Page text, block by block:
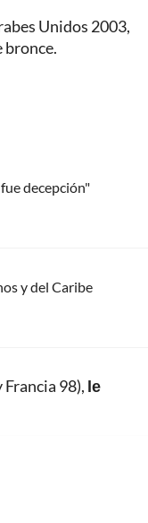
Unidos 2003,
bronce.
decepción"
y del Caribe
98), le